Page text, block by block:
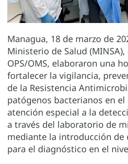
Managua, 18 de marzo de
Ministerio de Salud
OPS/OMS, elaboraron una
fortalecer la vigilancia,
de la Resistencia
patógenos bacterianos en el
atención especial a la
a través del laboratorio de
mediante la introducción de
para el diagnóstico en el